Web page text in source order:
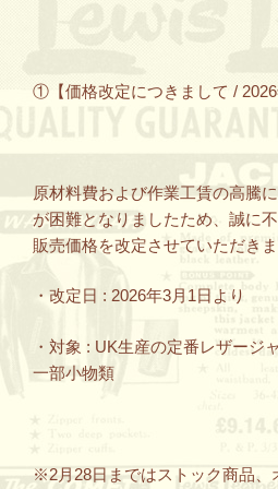
①【価格改定につきまして / 2026
原材料費および作業工賃の高騰
が困難となりましたため、誠に
販売価格を改定させていただきま
・改定日 : 2026年3月1日より
・対象 : UK生産の定番レザージ
一部小物類
※2月28日まではストック商品、